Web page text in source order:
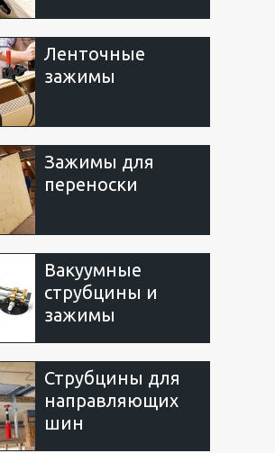
Ленточные
зажимы
Зажимы для
переноски
Вакуумные
струбцины и
зажимы
Струбцины для
направляющих
шин